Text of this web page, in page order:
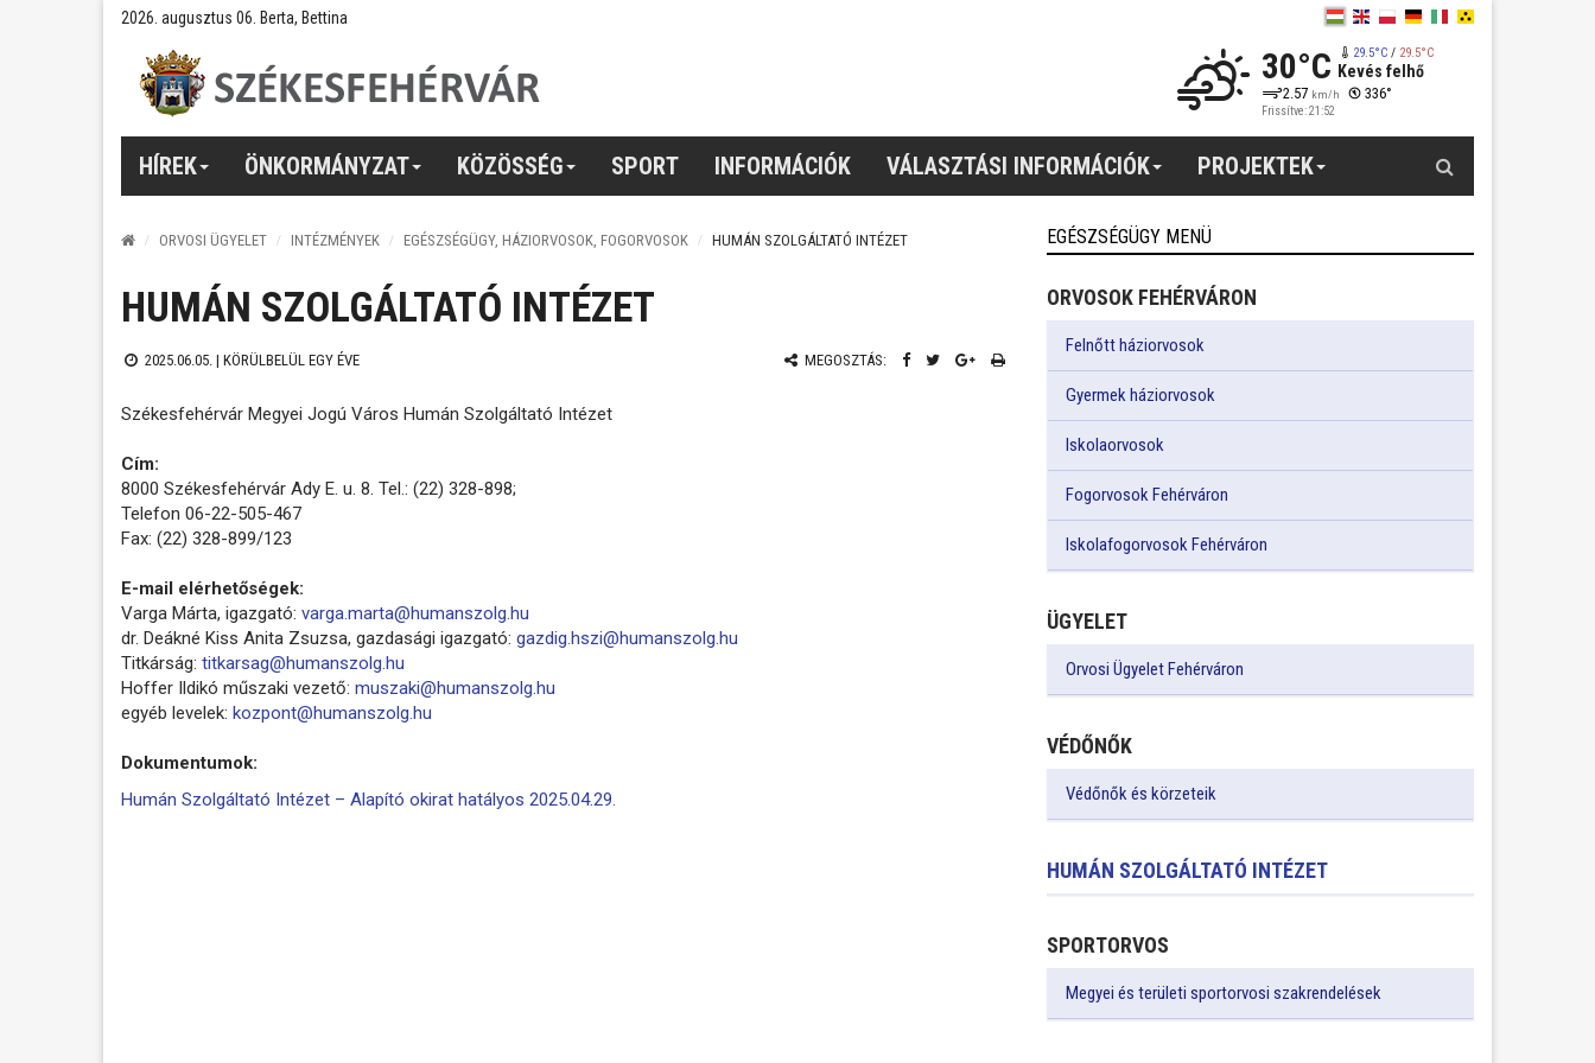
2026. augusztus 06. Berta, Bettina
30°C 29.5°C/ 29.5°C
Kevés felhő
2.57 km/h 336°
Frissítve: 21:52
HÍREK ÖNKORMÁNYZAT KÖZÖSSÉG SPORT INFORMÁCIÓK VÁLASZTÁSI INFORMÁCIÓK PROJEKTEK
ORVOSI ÜGYELET INTÉZMÉNYEK EGÉSZSÉGÜGY, HÁZIORVOSOK, FOGORVOSOK HUMÁN SZOLGÁLTATÓ INTÉZET
HUMÁN SZOLGÁLTATÓ INTÉZET
2025.06.05. | KÖRÜLBELÜL EGY ÉVE MEGOSZTÁS:
Székesfehérvár Megyei Jogú Város Humán Szolgáltató Intézet
Cím:
8000 Székesfehérvár Ady E. u. 8. Tel.: (22) 328-898;
Telefon 06-22-505-467
Fax: (22) 328-899/123
E-mail elérhetőségek:
Varga Márta, igazgató: varga.marta@humanszolg.hu
dr. Deákné Kiss Anita Zsuzsa, gazdasági igazgató: gazdig.hszi@humanszolg.hu
Titkárság: titkarsag@humanszolg.hu
Hoffer Ildikó műszaki vezető: muszaki@humanszolg.hu
egyéb levelek: kozpont@humanszolg.hu
Dokumentumok:
Humán Szolgáltató Intézet – Alapító okirat hatályos 2025.04.29.
EGÉSZSÉGÜGY MENÜ
ORVOSOK FEHÉRVÁRON
Felnőtt háziorvosok
Gyermek háziorvosok
Iskolaorvosok
Fogorvosok Fehérváron
Iskolafogorvosok Fehérváron
ÜGYELET
Orvosi Ügyelet Fehérváron
VÉDŐNŐK
Védőnők és körzeteik
HUMÁN SZOLGÁLTATÓ INTÉZET
SPORTORVOS
Megyei és területi sportorvosi szakrendelések